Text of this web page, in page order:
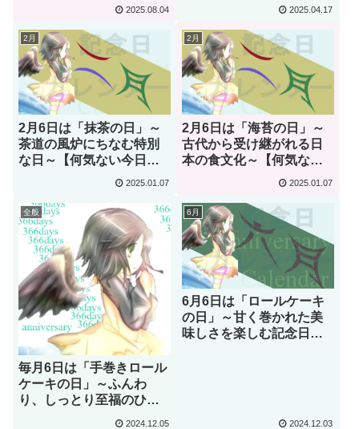
2025.08.04 2025.04.17
2月
2月6日は「抹茶の日」～
茶道の風炉にちなむ特別
な日～【何気ない今日は
2025.01.07
2月
2月6日は「海苔の日」～
古代から受け継がれる日
本の食文化～【何気ない
今日は何の日？】
2025.01.07
全般
毎月6日は「手巻きロール
ケーキの日」～ふんわ
り、しっとり至福のひと
時を～【何気ない今日は
2024.12.05
6月
6月6日は「ロールケーキ
の日」～甘く巻かれた美
味しさを楽しむ記念日～
2024.12.03